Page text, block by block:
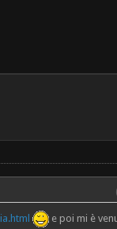
e poi mi è